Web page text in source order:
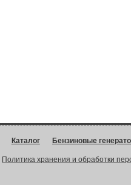
Каталог Бензиновые
Политика хранения и обработки